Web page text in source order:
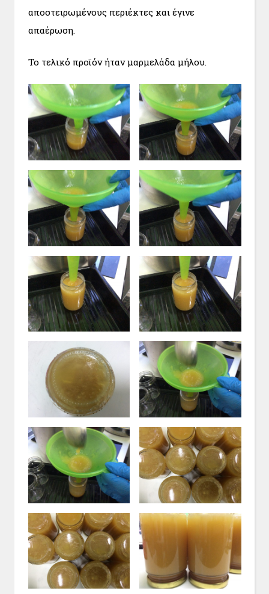
αποστειρωμένους περιέκτες και έγινε
απαέρωση.
Το τελικό προϊόν ήταν μαρμελάδα μήλου.